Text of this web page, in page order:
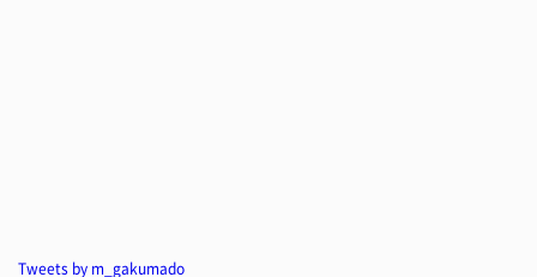
Tweets by m_gakumado